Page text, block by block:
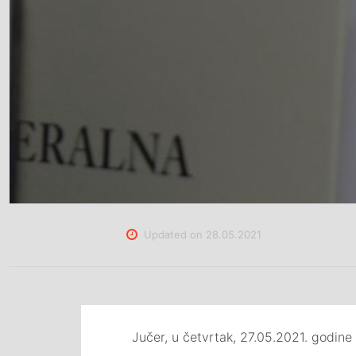
Updated on 28.05.2021
Jučer, u četvrtak, 27.05.2021.